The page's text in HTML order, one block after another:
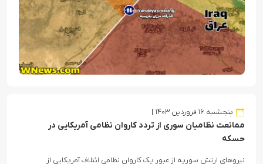
پنجشنبه ۱۶ فروردین ۱۴۰۳
ممانعت نظامیان سوری از تردد کاروان نظامی آمریکایی در
حسکه
نیروهای ارتش سوریه از عبور یک کاروان نظامی ائتلاف آمریکایی از